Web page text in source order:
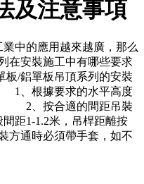
及注意事項
中的應用越來越廣，那么
在安裝施工中有哪些要求
板/鋁單板吊頂系列的安裝
1、根據要求的水平高度
2、按合適的間距吊裝
距1-1.2米，吊桿距離按
通時必須帶手套，如不